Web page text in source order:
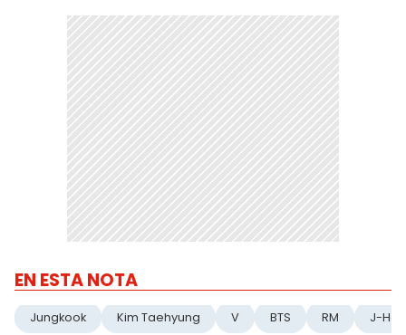
EN ESTA NOTA
Jungkook Kim Taehyung V BTS RM J-